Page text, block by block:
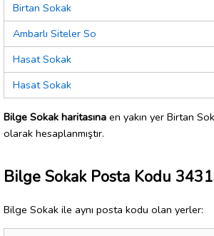
Birtan Sokak
Ambarlı Siteler So
Hasat Sokak
Hasat Sokak
Bilge Sokak haritasına en yakın yer Birtan
olarak hesaplanmıştır.
Bilge Sokak Posta Kodu
Bilge Sokak ile aynı posta kodu olan yerler: